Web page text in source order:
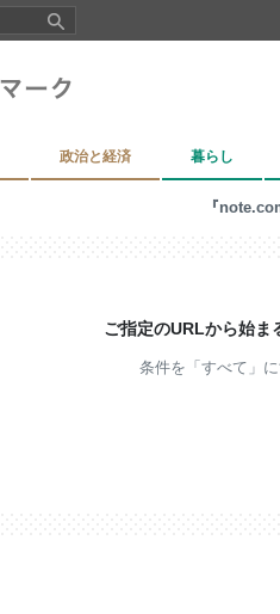
政治と経済 暮らし
『
ご指定のURLから始ま
条件を「すべて」に